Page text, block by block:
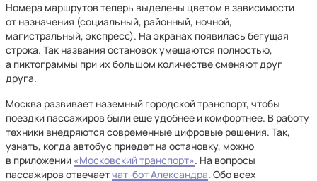
Номера маршрутов теперь выделены цветом в зависимости
от назначения (социальный, районный, ночной,
магистральный, экспресс). На экранах появилась бегущая
строка. Так названия остановок умещаются полностью,
а пиктограммы при их большом количестве сменяют друг
друга.
Москва развивает наземный городской транспорт, чтобы
поездки пассажиров были еще удобнее и комфортнее. В работу
техники внедряются современные цифровые решения. Так,
узнать, когда автобус приедет на остановку, можно
в приложении «Московский транспорт». На вопросы
пассажиров отвечаетчат-бот Александра. Обо всех